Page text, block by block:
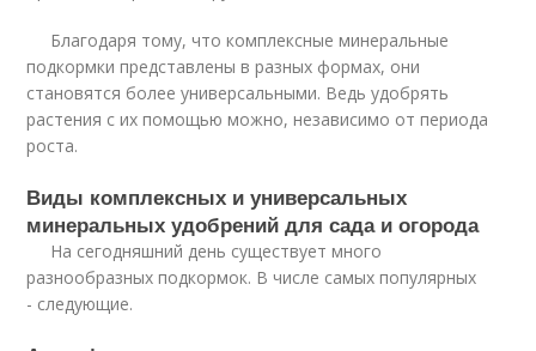
Благодаря тому, что комплексные минеральные
подкормки представлены в разных формах, они
становятся более универсальными. Ведь удобрять
растения с их помощью можно, независимо от периода
роста.
Виды комплексных и универсальных
минеральных удобрений для сада и огорода
На сегодняшний день существует много
разнообразных подкормок. В числе самых популярных
- следующие.